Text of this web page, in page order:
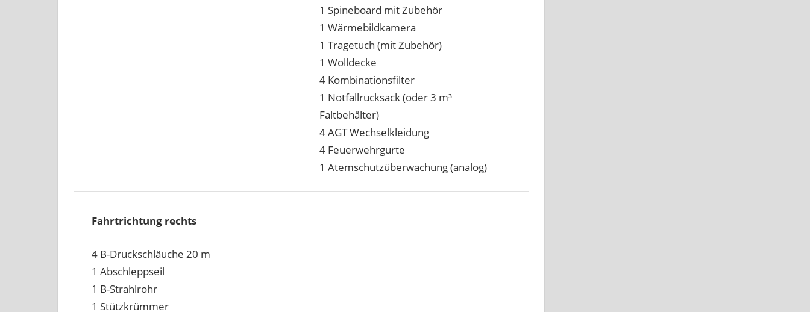
1 Spineboard mit Zubehör
1 Wärmebildkamera
1 Tragetuch (mit Zubehör)
1 Wolldecke
4 Kombinationsfilter
1 Notfallrucksack (oder 3 m³
Faltbehälter)
4 AGT Wechselkleidung
4 Feuerwehrgurte
1 Atemschutzüberwachung (analog)
Fahrtrichtung rechts
4 B-Druckschläuche 20 m
1 Abschleppseil
1 B-Strahlrohr
1 Stützkrümmer